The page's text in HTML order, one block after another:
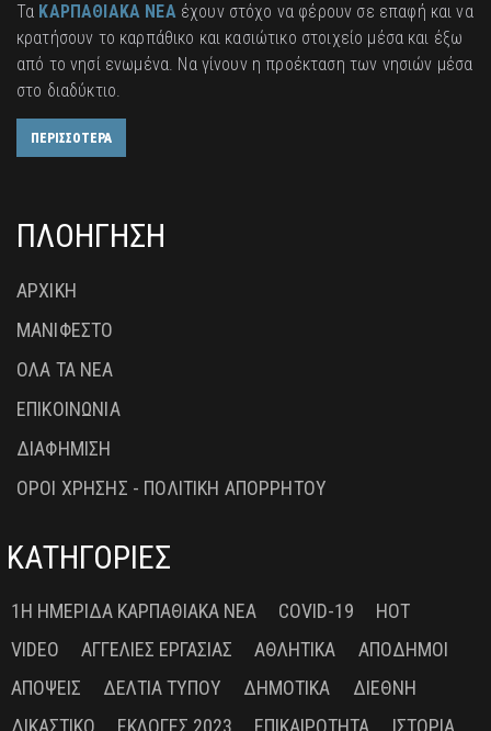
Τα ΚΑΡΠΑΘΙΑΚΑ ΝΕΑέχουν στόχο να φέρουν σε επαφή και να
κρατήσουν το καρπάθικο και κασιώτικο στοιχείο μέσα και έξω
από το νησί ενωμένα. Να γίνουν η προέκταση των νησιών μέσα
στο διαδύκτιο.
ΠΕΡΙΣΣΟΤΕΡΑ
ΠΛΟΗΓΗΣΗ
ΑΡΧΙΚΗ
ΜΑΝΙΦΕΣΤΟ
ΟΛΑ ΤΑ ΝΕΑ
ΕΠΙΚΟΙΝΩΝΙΑ
ΔΙΑΦΗΜΙΣΗ
ΟΡΟΙ ΧΡΗΣΗΣ - ΠΟΛΙΤΙΚΗ ΑΠΟΡΡΗΤΟΥ
ΚΑΤΗΓΟΡΙΕΣ
1Η ΗΜΕΡΊΔΑ ΚΑΡΠΑΘΙΑΚΆ ΝΈΑ COVID-19
HOT
VIDEO
ΑΓΓΕΛΊΕΣ ΕΡΓΑΣΊΑΣ ΑΘΛΗΤΙΚΆ
ΑΠΌΔΗΜΟΙ
ΑΠΌΨΕΙΣ
ΔΕΛΤΊΑ ΤΎΠΟΥ ΔΗΜΟΤΙΚΆ
ΔΙΕΘΝΉ